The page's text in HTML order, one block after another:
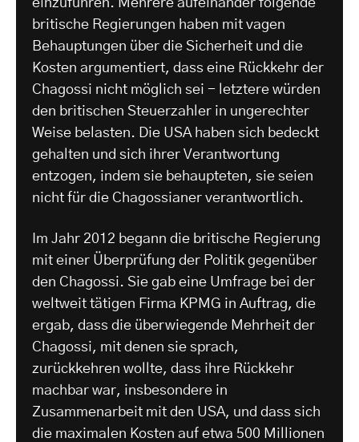
einzuführen. Mehrere aufeinander folgende
britische Regierungen haben mit vagen
Behauptungen über die Sicherheit und die
Kosten argumentiert, dass eine Rückkehr der
Chagossi nicht möglich sei - letztere würden
den britischen Steuerzahler in ungerechter
Weise belasten. Die USA haben sich bedeckt
gehalten und sich ihrer Verantwortung
entzogen, indem sie behaupteten, sie seien
nicht für die Chagossianer verantwortlich.
Im Jahr 2012 begann die britische Regierung
mit einer Überprüfung der Politik gegenüber
den Chagossi. Sie gab eine Umfrage bei der
weltweit tätigen Firma KPMG in Auftrag, die
ergab, dass die überwiegende Mehrheit der
Chagossi, mit denen sie sprach,
zurückkehren wollte, dass ihre Rückkehr
machbar war, insbesondere in
Zusammenarbeit mit den USA, und dass sich
die maximalen Kosten auf etwa 500 Millionen